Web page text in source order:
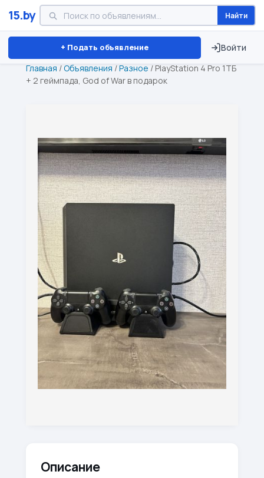
15.by Найти
+ Подать объявление Войти
Минск Витебск Брест ⏱ ТОЛЬКО 15 ДНЕЙ
Главная /Объявления /Разное / PlayStation 4 Pro 1ТБ
+ 2 геймпада, God of War в подарок
Описание